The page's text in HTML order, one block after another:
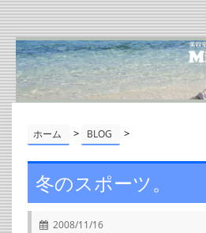
ホーム > BLOG >
冬のスポーツ。
2008/11/16